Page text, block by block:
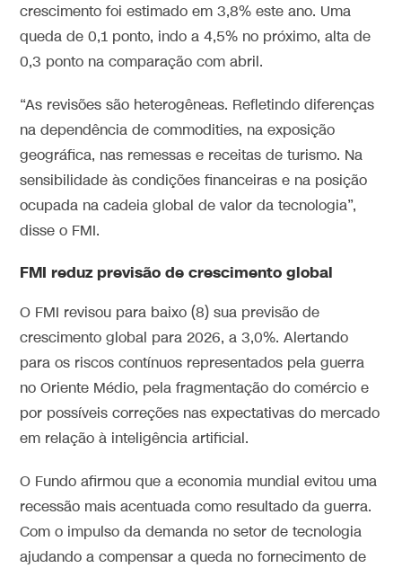
crescimento foi estimado em 3,8% este ano. Uma
queda de 0,1 ponto, indo a 4,5% no próximo, alta de
0,3 ponto na comparação com abril.
“As revisões são heterogêneas. Refletindo diferenças
na dependência de commodities, na exposição
geográfica, nas remessas e receitas de turismo. Na
sensibilidade às condições financeiras e na posição
ocupada na cadeia global de valor da tecnologia”,
disse o FMI.
FMI reduz previsão de crescimento global
O FMI revisou para baixo (8) sua previsão de
crescimento global para 2026, a 3,0%. Alertando
para os riscos contínuos representados pela guerra
no Oriente Médio, pela fragmentação do comércio e
por possíveis correções nas expectativas do mercado
em relação à inteligência artificial.
O Fundo afirmou que a economia mundial evitou uma
recessão mais acentuada como resultado da guerra.
Com o impulso da demanda no setor de tecnologia
ajudando a compensar a queda no fornecimento de